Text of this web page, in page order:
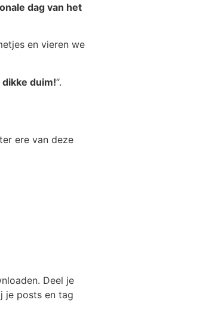
dag van het
en vieren we
duim!“.
ere van deze
Deel je
je posts en tag